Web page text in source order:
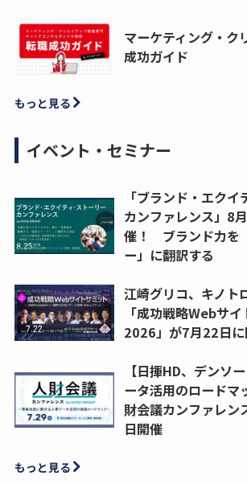
マーケティング・ク
成功ガイド
もっと見る
イベント・セミナー
「ブランド・エク
カンファレンス」8
催！ ブランド力を
ー」に翻訳する
江崎グリコ、キノト
「成功戦略Webサ
2026」が7月22日
【日揮HD、デンソ
ータ活用のロードマ
財会議カンファレ
日開催
もっと見る